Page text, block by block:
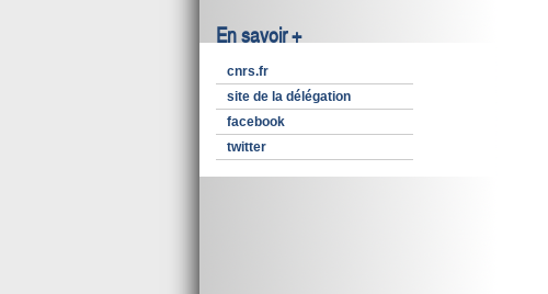
En savoir +
cnrs.fr
site de la délégation
facebook
twitter